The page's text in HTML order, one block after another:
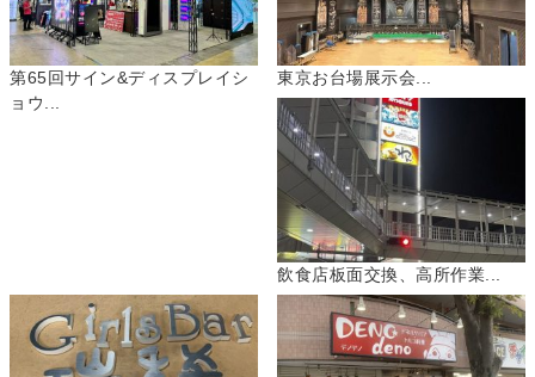
第65回サイン&ディスプレイシ
ョウ...
東京お台場展示会...
飲食店板面交換、高所作業...